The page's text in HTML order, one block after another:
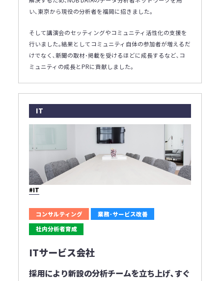
い､東京から現役の分析者を福岡に招きました｡
そして講演会のセッティングやコミュニティ活性化の支援を
行いました｡結果としてコミュニティ自体の参加者が増えるだ
けでなく､新聞の取材･掲載を受けるほどに成長するなど､コ
ミュニティの成長とPRに貢献しました｡
IT
#IT
コンサルティング
業務･サービス改善
社内分析者育成
ITサービス会社
採用により新設の分析チームを立ち上げ､すぐ